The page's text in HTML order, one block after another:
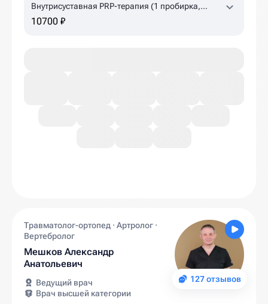
Внутрисуставная PRP-терапия (1 пробирка,
коленный, плечевой суставы)
10700 ₽
127 отзывов
Травматолог-ортопед · Артролог ·
Вертебролог
Мешков Александр
Анатольевич
Ведущий врач
Врач высшей категории